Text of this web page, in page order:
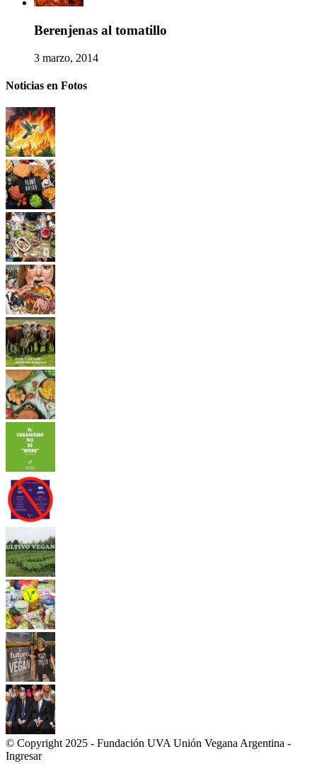
Berenjenas al tomatillo
3 marzo, 2014
Noticias en Fotos
© Copyright 2025 - Fundación UVA Unión Vegana Argentina -
Ingresar